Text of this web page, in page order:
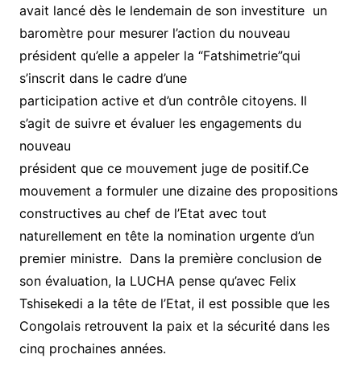
avait lancé dès le lendemain de son investiture un
baromètre pour mesurer l’action du nouveau
président qu’elle a appeler la “Fatshimetrie”qui
s’inscrit dans le cadre d’une
participation active et d’un contrôle citoyens. Il
s’agit de suivre et évaluer les engagements du
nouveau
président que ce mouvement juge de positif.Ce
mouvement a formuler une dizaine des propositions
constructives au chef de l’Etat avec tout
naturellement en tête la nomination urgente d’un
premier ministre. Dans la première conclusion de
son évaluation, la LUCHA pense qu’avec Felix
Tshisekedi a la tête de l’Etat, il est possible que les
Congolais retrouvent la paix et la sécurité dans les
cinq prochaines années.